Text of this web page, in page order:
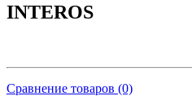
INTEROS
Сравнение товаров (0)